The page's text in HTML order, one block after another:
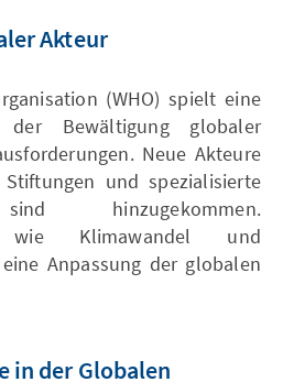
Akteur
(WHO) spielt eine
Bewältigung globaler
Neue Akteure
und spezialisierte
hinzugekommen.
wie Klimawandel und
Anpassung der globalen
in der Globalen